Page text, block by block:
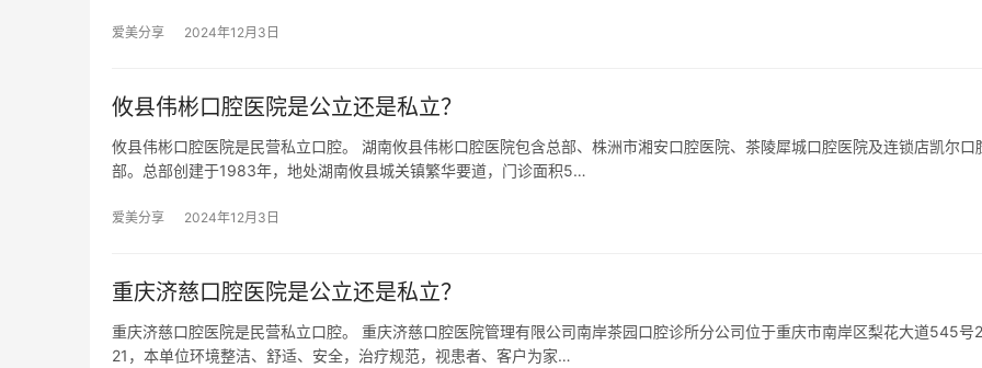
爱美分享 2024年12月3日
攸县伟彬口腔医院是公立还是私立？
攸县伟彬口腔医院是民营私立口腔。 湖南攸县伟彬口腔医院包含总部、株洲市湘安口腔医院、茶陵犀城口腔医院及连锁店凯尔口
部。总部创建于1983年，地处湖南攸县城关镇繁华要道，门诊面积5…
爱美分享 2024年12月3日
重庆济慈口腔医院是公立还是私立？
重庆济慈口腔医院是民营私立口腔。 重庆济慈口腔医院管理有限公司南岸茶园口腔诊所分公司位于重庆市南岸区梨花大道545号
21，本单位环境整洁、舒适、安全，治疗规范，视患者、客户为家…